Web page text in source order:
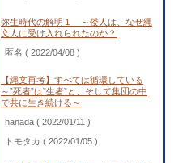
弥生時代の解明１ ～倭人は、なぜ縄
文人に受け入れられたのか？
匿名 ( 2022/04/08 )
【縄文再考】すべては循環している
～”死者”は”生者”と、そして集団の中
で共に生き続ける～
hanada ( 2022/01/11 )
トモタカ ( 2022/01/05 )